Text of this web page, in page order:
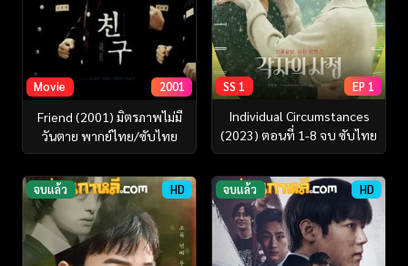
Movie 2001
Friend (2001) มิตรภาพไม่มี
วันตาย พากย์ไทย/ซับไทย
SS 1 EP 1
Individual Circumstances
(2023) ตอนที่ 1-8 จบ ซับไทย
จบแล้ว HD จบแล้ว HD